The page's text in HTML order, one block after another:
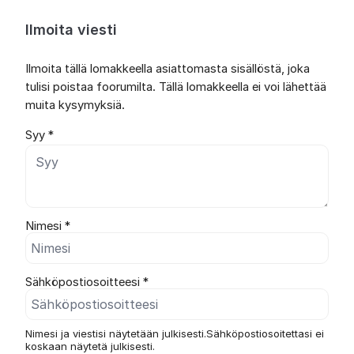
Ilmoita viesti
Ilmoita tällä lomakkeella asiattomasta sisällöstä, joka
tulisi poistaa foorumilta. Tällä lomakkeella ei voi lähettää
muita kysymyksiä.
Syy *
Nimesi *
Sähköpostiosoitteesi *
Nimesi ja viestisi näytetään julkisesti.Sähköpostiosoitettasi ei
koskaan näytetä julkisesti.